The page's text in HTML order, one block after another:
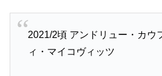
2021/2頃 アンドリュー・カウ
ィ・マイコヴィッツ